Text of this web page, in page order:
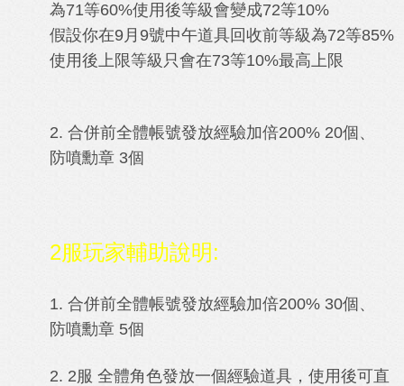
為71等60%使用後等級會變成72等10%
假設你在9月9號中午道具回收前等級為72等85%
使用後上限等級只會在73等10%最高上限
2. 合併前全體帳號發放經驗加倍200% 20個、
防噴勳章 3個
2服玩家輔助說明:
1. 合併前全體帳號發放經驗加倍200% 30個、
防噴勳章 5個
2. 2服 全體角色發放一個經驗道具， 使用後可直